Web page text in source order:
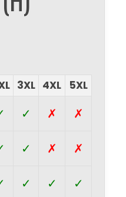
3XL 4XL 5XL
✓ ✗ ✗
✓ ✗ ✗
✓ ✓ ✓